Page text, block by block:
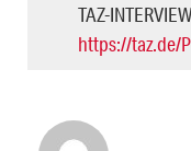
TAZ-
https://taz.de/